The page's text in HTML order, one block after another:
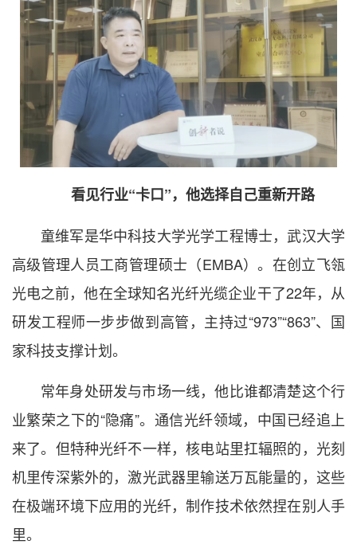
看见行业“卡口”，他选择自己重新开路
童维军是华中科技大学光学工程博士，武汉大学
高级管理人员工商管理硕士（EMBA）。在创立飞瓴
光电之前，他在全球知名光纤光缆企业干了22年，从
研发工程师一步步做到高管，主持过“973”“863”、国
家科技支撑计划。
常年身处研发与市场一线，他比谁都清楚这个行
业繁荣之下的“隐痛”。通信光纤领域，中国已经追上
来了。但特种光纤不一样，核电站里扛辐照的，光刻
机里传深紫外的，激光武器里输送万瓦能量的，这些
在极端环境下应用的光纤，制作技术依然捏在别人手
里。